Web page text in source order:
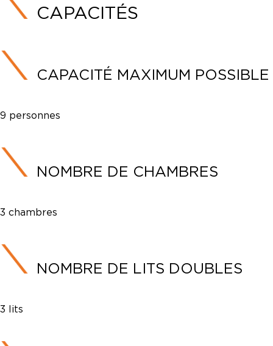
CAPACITÉS
CAPACITÉ MAXIMUM POSSIBLE
9 personnes
NOMBRE DE CHAMBRES
3 chambres
NOMBRE DE LITS DOUBLES
3 lits